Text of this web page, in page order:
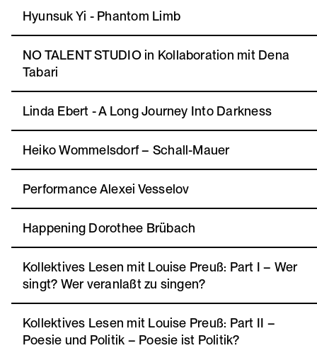
Hyunsuk Yi - Phantom Limb
NO TALENT STUDIO in Kollaboration mit Dena
Tabari
Linda Ebert - A Long Journey Into Darkness
Heiko Wommelsdorf – Schall-Mauer
Performance Alexei Vesselov
Happening Dorothee Brübach
Kollektives Lesen mit Louise Preuß: Part I – Wer
singt? Wer veranlaßt zu singen?
Kollektives Lesen mit Louise Preuß: Part II –
Poesie und Politik – Poesie ist Politik?